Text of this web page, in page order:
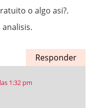
o algo asi?.
Responder
1:32 pm